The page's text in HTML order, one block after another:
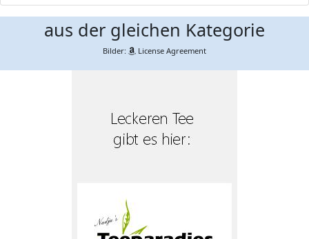
aus der gleichen Kategorie
Bilder: License Agreement